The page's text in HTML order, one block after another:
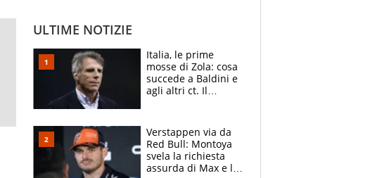
ULTIME NOTIZIE
Italia, le prime
mosse di Zola: cosa
succede a Baldini e
agli altri ct. Il
azzurri
Verstappen via da
Red Bull: Montoya
svela la richiesta
assurda di Max e lo